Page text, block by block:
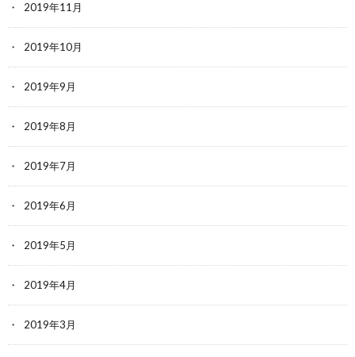
2019年11月
2019年10月
2019年9月
2019年8月
2019年7月
2019年6月
2019年5月
2019年4月
2019年3月